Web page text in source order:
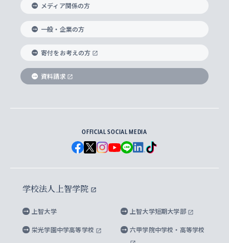
国際教養学部
理工学部
Futures） – 持続可能な未来を考える６学科連携
実践宗教学研究科
総合人間科学研究科
経済学研究科
グローバル・スタディーズ研究科
生涯学習
ヨーロッパ研究所
アジア文化研究所
アメリカ・カナダ研究所
メディア・ジャーナリズム研究所
水稀少社会研究センター
先進機械・構造材料イノベーションセンター
障がいのある学生への支援
就職（内定先）・進路統計
企業の採用ご担当者様へのご案内
ノンディグリー生
Sophia Short-term Program受講生
学費・奨学金
学部入学前に出願する奨学金
国による高等教育の修学支援新制度
大学院生対象の奨学金
海外留学する際の費用と奨学金
ソフィア・アーカイブズ
上智大学とカトリック
国連Weeks・アフリカWeeks
ダイバーシティ＆サステナビリティへの取り組み
学校法人上智学院について
数字で見る上智大学
上智大学のネットワーク
父母・保証人とのネットワーク
学外とのネットワーク
上智大学の出版物
上智大学大学案内・大学院案内
英文広報誌 SOPHIA magazine
上智大学のビジュアル・アイデンティティ
上智大学ビジュアル・アイデンティティ
上智大学校歌 ・上智大学学生歌
上智大学への取材・キャンパスでの撮影について
上智大学の公開情報
上智大学の教育研究活動等の情報公表
キャンパス案内
メディア関係の方
一般・企業の方
寄付をお考えの方
資料請求
OFFICIAL SOCIAL MEDIA
学校法人上智学院
上智大学 上智大学短期大学部
栄光学園中学高等学校 六甲学院中学校・高等学校